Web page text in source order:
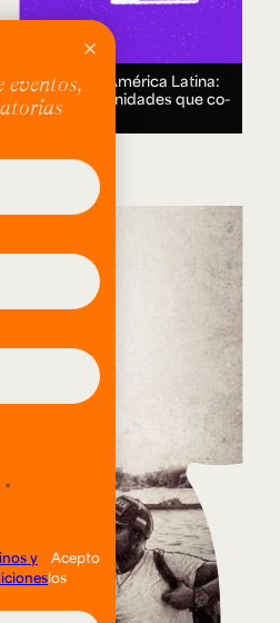
Digitales en América Latina:
abierto y comunidades que co-